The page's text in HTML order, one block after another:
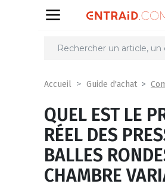
Partager
Accueil Guide d'achat
QUEL EST LE
RÉEL DES
BALLES
CHAMBRE